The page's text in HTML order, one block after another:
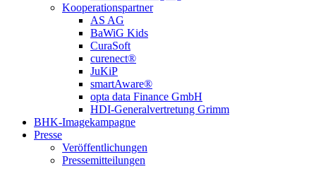
Kooperationspartner
AS AG
BaWiG Kids
CuraSoft
curenect®
JuKiP
smartAware®
opta data Finance GmbH
HDI-Generalvertretung Grimm
BHK-Imagekampagne
Presse
Veröffentlichungen
Pressemitteilungen